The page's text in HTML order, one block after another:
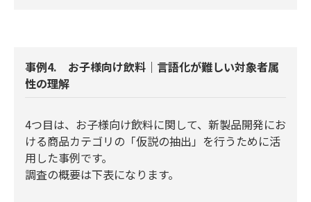
事例4. お子様向け飲料｜言語化が難しい対象者属
性の理解
4つ目は、お子様向け飲料に関して、新製品開発にお
ける商品カテゴリの「仮説の抽出」を行うために活
用した事例です。
調査の概要は下表になります。